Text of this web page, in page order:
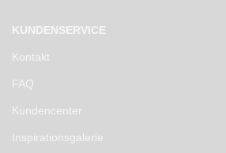
KUNDENSERVICE
Kontakt
FAQ
Kundencenter
Inspirationsgalerie